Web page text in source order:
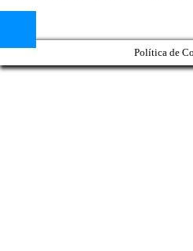
Política de